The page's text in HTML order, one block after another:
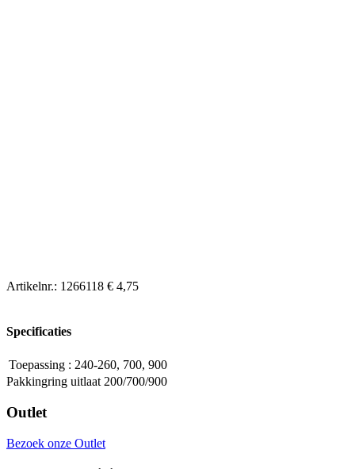
Artikelnr.: 1266118 € 4,75
Specificaties
Toepassing : 240-260, 700, 900
Pakkingring uitlaat 200/700/900
Outlet
Bezoek onze Outlet